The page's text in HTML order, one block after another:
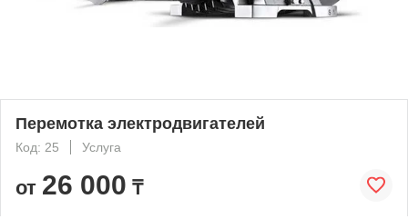
Перемотка электродвигателей
Код: 25 Услуга
от 26 000 ₸